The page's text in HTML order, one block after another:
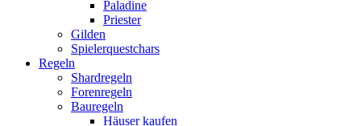
Paladine
Priester
Gilden
Spielerquestchars
Regeln
Shardregeln
Forenregeln
Bauregeln
Häuser kaufen